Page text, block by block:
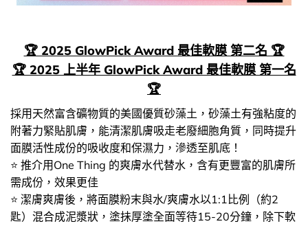
🏆 2025 GlowPick Award 最佳軟膜 第二名 🏆
🏆 2025 上半年 GlowPick Award 最佳軟膜 第一名
🏆
採用天然富含礦物質的美國優質砂藻土，砂藻土有強粘度的
附著力緊貼肌膚，能清潔肌膚吸走老廢細胞角質，同時提升
面膜活性成份的吸收度和保濕力，滲透至肌底！
⭐ 推介用One Thing 的爽膚水代替水，含有更豐富的肌膚所
需成份，效果更佳
⭐ 潔膚爽膚後，將面膜粉末與水/爽膚水以1:1比例（約2
匙）混合成泥漿狀，塗抺厚塗全面等待15-20分鐘，除下軟